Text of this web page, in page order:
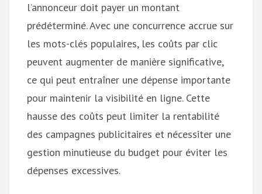
l’annonceur doit payer un montant
prédéterminé. Avec une concurrence accrue sur
les mots-clés populaires, les coûts par clic
peuvent augmenter de manière significative,
ce qui peut entraîner une dépense importante
pour maintenir la visibilité en ligne. Cette
hausse des coûts peut limiter la rentabilité
des campagnes publicitaires et nécessiter une
gestion minutieuse du budget pour éviter les
dépenses excessives.